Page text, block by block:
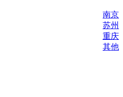
南京
苏州
重庆
其他